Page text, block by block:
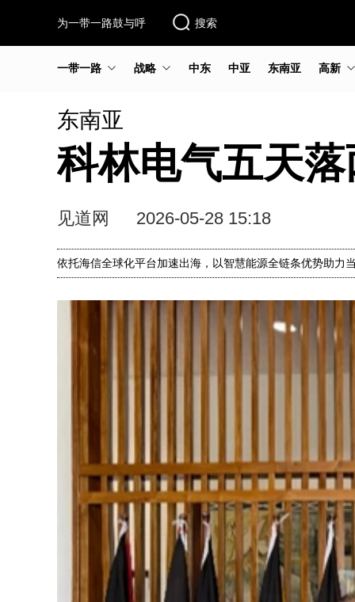
为一带一路鼓与呼 搜索
一带一路 战略 中东 中亚 东南亚 高新
东南亚
科林电气五天
见道网 2026-05-28 15:18
依托海信全球化平台加速出海，以智慧能源全链条优势助力